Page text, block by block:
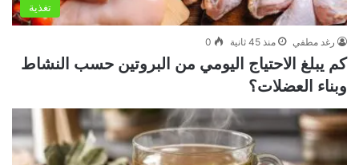
تغذية
رغد مطفي منذ 45 ثانية 0
كم يبلغ الاحتياج اليومي من البروتين حسب النشاط
وبناء العضلات؟